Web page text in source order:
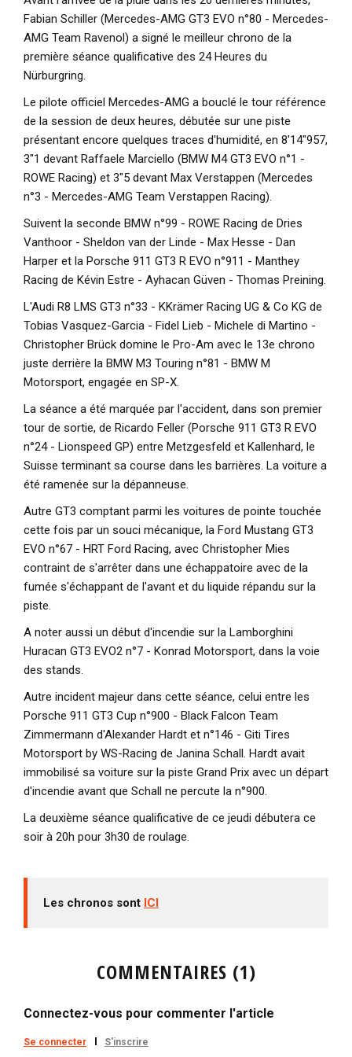
Fabian Schiller (Mercedes-AMG GT3 EVO n°80 - Mercedes-
AMG Team Ravenol) a signé le meilleur chrono de la
première séance qualificative des 24 Heures du
Nürburgring.
Le pilote officiel Mercedes-AMG a bouclé le tour référence
de la session de deux heures, débutée sur une piste
présentant encore quelques traces d'humidité, en 8'14"957,
3"1 devant Raffaele Marciello (BMW M4 GT3 EVO n°1 -
ROWE Racing) et 3"5 devant Max Verstappen (Mercedes
n°3 - Mercedes-AMG Team Verstappen Racing).
Suivent la seconde BMW n°99 - ROWE Racing de Dries
Vanthoor - Sheldon van der Linde - Max Hesse - Dan
Harper et la Porsche 911 GT3 R EVO n°911 - Manthey
Racing de Kévin Estre - Ayhacan Güven - Thomas Preining.
L'Audi R8 LMS GT3 n°33 - KKrämer Racing UG & Co KG de
Tobias Vasquez-Garcia - Fidel Lieb - Michele di Martino -
Christopher Brück domine le Pro-Am avec le 13e chrono
juste derrière la BMW M3 Touring n°81 - BMW M
Motorsport, engagée en SP-X.
La séance a été marquée par l'accident, dans son premier
tour de sortie, de Ricardo Feller (Porsche 911 GT3 R EVO
n°24 - Lionspeed GP) entre Metzgesfeld et Kallenhard, le
Suisse terminant sa course dans les barrières. La voiture a
été ramenée sur la dépanneuse.
Autre GT3 comptant parmi les voitures de pointe touchée
cette fois par un souci mécanique, la Ford Mustang GT3
EVO n°67 - HRT Ford Racing, avec Christopher Mies
contraint de s'arrêter dans une échappatoire avec de la
fumée s'échappant de l'avant et du liquide répandu sur la
piste.
A noter aussi un début d'incendie sur la Lamborghini
Huracan GT3 EVO2 n°7 - Konrad Motorsport, dans la voie
des stands.
Autre incident majeur dans cette séance, celui entre les
Porsche 911 GT3 Cup n°900 - Black Falcon Team
Zimmermann d'Alexander Hardt et n°146 - Giti Tires
Motorsport by WS-Racing de Janina Schall. Hardt avait
immobilisé sa voiture sur la piste Grand Prix avec un départ
d'incendie avant que Schall ne percute la n°900.
La deuxième séance qualificative de ce jeudi débutera ce
soir à 20h pour 3h30 de roulage.
Les chronos sont ICI
COMMENTAIRES (1)
Connectez-vous pour commenter l'article
Se connecter S'inscrire